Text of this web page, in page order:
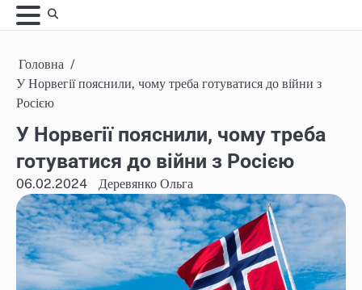
Skip
to
Головна
У Норвегії пояснили, чому треба готуватися до війни з
Росією
У Норвегії пояснили, чому треба
готуватися до війни з Росією
06.02.2024 Деревянко Ольга